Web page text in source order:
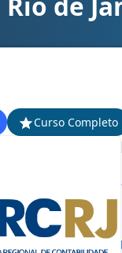
Curso Completo